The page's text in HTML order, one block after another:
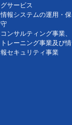
グサービス
情報システムの運用・保
守
コンサルティング事業、
トレーニング事業及び情
報セキュリティ事業